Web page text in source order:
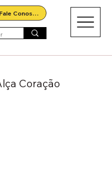
Fale Conosco!
Coração